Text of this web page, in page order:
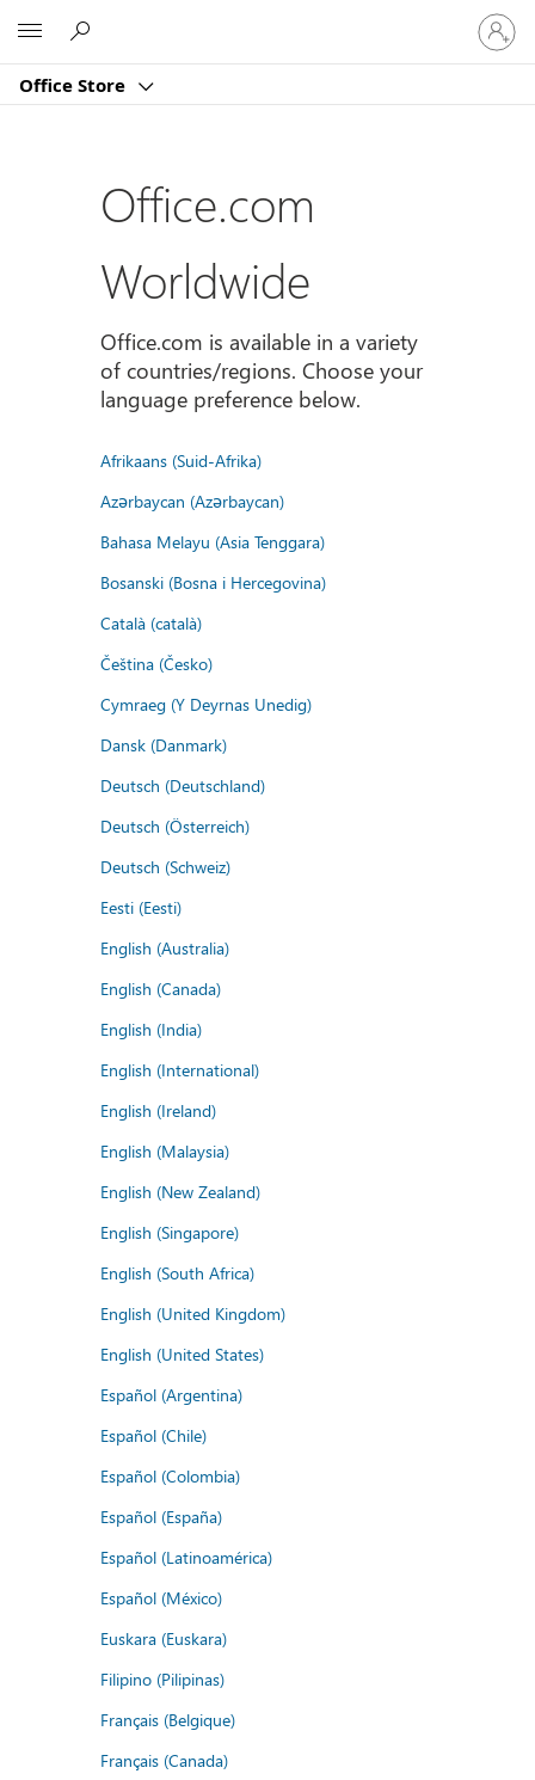
Office Store
Sign
in
to
account
Office.com
Worldwide
Office.com is available in a variety
of countries/regions. Choose your
language preference below.
Afrikaans (Suid-Afrika)
Azərbaycan (Azərbaycan)
Bahasa Melayu (Asia Tenggara)
Bosanski (Bosna i Hercegovina)
Català (català)
Čeština (Česko)
Cymraeg (Y Deyrnas Unedig)
Dansk (Danmark)
Deutsch (Deutschland)
Deutsch (Österreich)
Deutsch (Schweiz)
Eesti (Eesti)
English (Australia)
English (Canada)
English (India)
English (International)
English (Ireland)
English (Malaysia)
English (New Zealand)
English (Singapore)
English (South Africa)
English (United Kingdom)
English (United States)
Español (Argentina)
Español (Chile)
Español (Colombia)
Español (España)
Español (Latinoamérica)
Español (México)
Euskara (Euskara)
Filipino (Pilipinas)
Français (Belgique)
Français (Canada)